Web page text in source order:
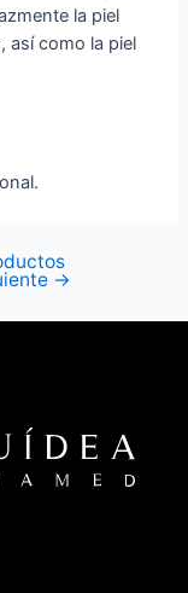
la piel
así como la piel
→